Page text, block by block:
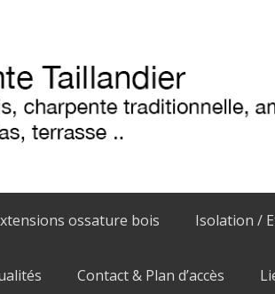
ossature bois Isolation /
Contact & Plan d’accès